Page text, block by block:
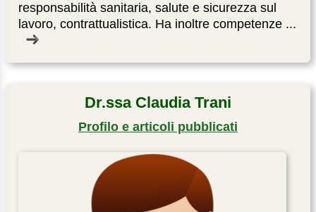
responsabilità sanitaria, salute e sicurezza sul
lavoro, contrattualistica. Ha inoltre competenze ...
Dr.ssa Claudia Trani
Profilo e articoli pubblicati